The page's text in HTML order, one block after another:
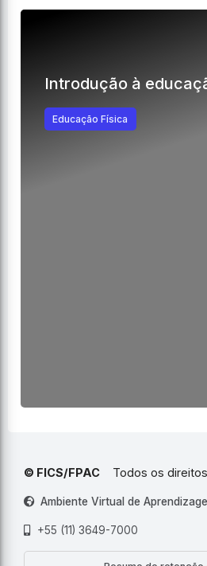
Introdução à
Educação Física
© FICS/FPAC Todos os
Ambiente Virtual de
+55 (11) 3649-7000